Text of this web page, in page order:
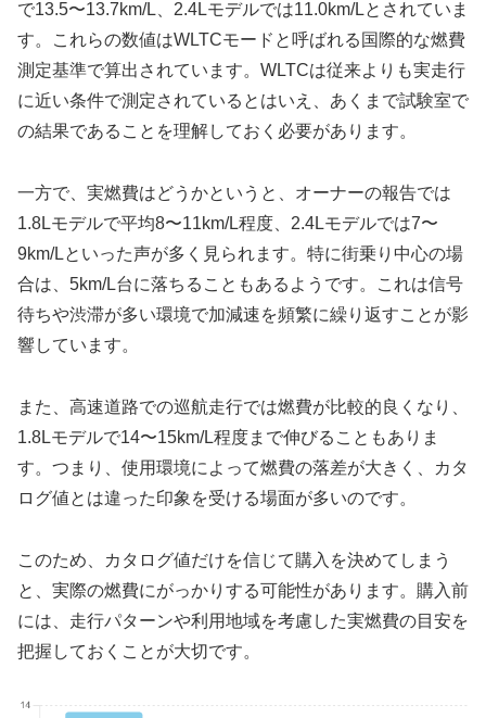
で13.5〜13.7km/L、2.4Lモデルでは11.0km/Lとされていま
す。これらの数値はWLTCモードと呼ばれる国際的な燃費
測定基準で算出されています。WLTCは従来よりも実走行
に近い条件で測定されているとはいえ、あくまで試験室で
の結果であることを理解しておく必要があります。
一方で、実燃費はどうかというと、オーナーの報告では
1.8Lモデルで平均8〜11km/L程度、2.4Lモデルでは7〜
9km/Lといった声が多く見られます。特に街乗り中心の場
合は、5km/L台に落ちることもあるようです。これは信号
待ちや渋滞が多い環境で加減速を頻繁に繰り返すことが影
響しています。
また、高速道路での巡航走行では燃費が比較的良くなり、
1.8Lモデルで14〜15km/L程度まで伸びることもありま
す。つまり、使用環境によって燃費の落差が大きく、カタ
ログ値とは違った印象を受ける場面が多いのです。
このため、カタログ値だけを信じて購入を決めてしまう
と、実際の燃費にがっかりする可能性があります。購入前
には、走行パターンや利用地域を考慮した実燃費の目安を
把握しておくことが大切です。